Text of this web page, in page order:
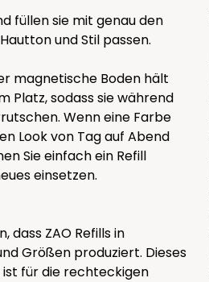
füllen sie mit genau den
und Stil passen.
magnetische Boden hält
Platz, sodass sie während
Wenn eine Farbe
Look von Tag auf Abend
Sie einfach ein Refill
einsetzen.
dass ZAO Refills in
Größen produziert. Dieses
für die rechteckigen